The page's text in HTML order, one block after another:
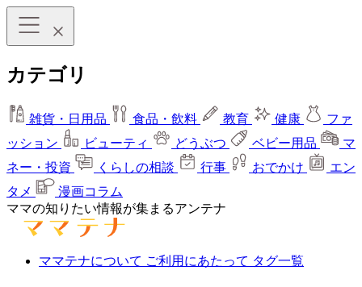
カテゴリ
雑貨・日用品 食品・飲料 教育 健康
ファ
ッション
ビューティ どうぶつ ベビー用品
マ
ネー・投資
くらしの相談 行事 おでかけ
エン
タメ
漫画コラム
ママの知りたい情報が集まるアンテナ
ママテナについて ご利用にあたって タグ一覧